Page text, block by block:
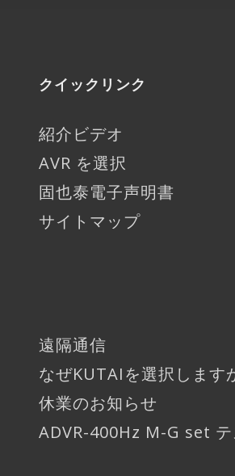
クイックリンク
紹介ビデオ
AVR を選択
固也泰電子声明書
サイトマップ
遠隔通信
なぜKUTAIを選択します
休業のお知らせ
ADVR-400Hz M-G set テ